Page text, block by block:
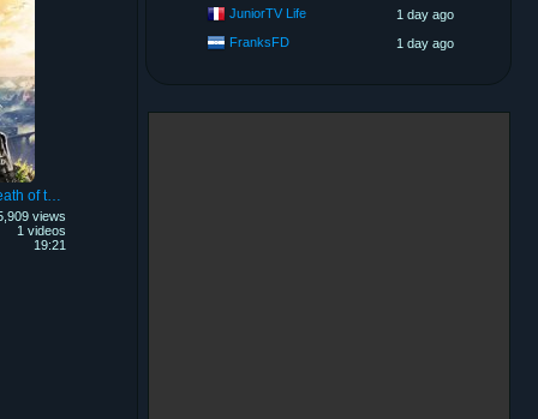
The Legend of Zelda: Breath of the Wild
views
1 videos
19:21
JuniorTV Life
1 day ago
FranksFD
1 day ago